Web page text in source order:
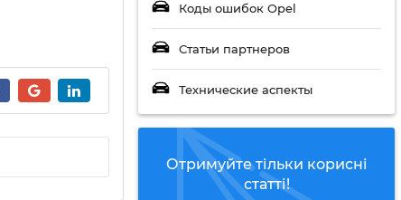
Коды ошибок Opel
Статьи партнеров
Технические аспекты
Отримуйте тільки корисні
статті!